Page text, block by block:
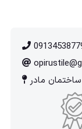
مادر